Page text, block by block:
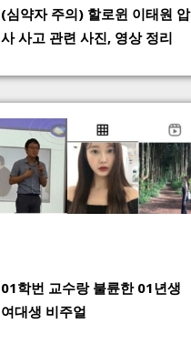
(심약자 주의) 할로윈 이태원 압
사 사고 관련 사진, 영상 정리
01학번 교수랑 불륜한 01년생
여대생 비주얼